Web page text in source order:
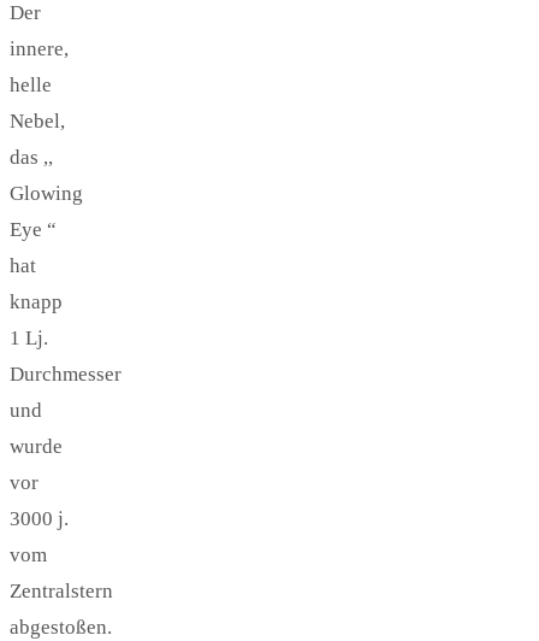
Der
innere,
helle
Nebel,
das ,,
Glowing
Eye “
hat
knapp
1 Lj.
Durchmesser
und
wurde
vor
3000 j.
vom
Zentralstern
abgestoßen.